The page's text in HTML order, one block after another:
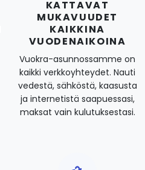
KATTAVAT
MUKAVUUDET
KAIKKINA
VUODENAIKOINA
Vuokra-asunnossamme on
kaikki verkkoyhteydet. Nauti
vedestä, sähköstä, kaasusta
ja internetistä saapuessasi,
maksat vain kulutuksestasi.